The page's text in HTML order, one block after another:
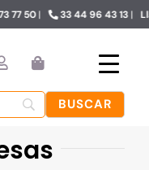
33 44 96 43 13|Llámanos y